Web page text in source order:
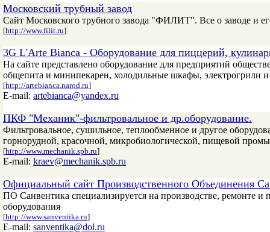
Московский трубный завод
Сайт Московского трубного завода "ФИЛИТ". Все о заводе и
[http://www.filit.ru]
3G L'Arte Bianca - Оборудование для пиццерий,
На сайте представлено оборудование для предприятий
общепита и минипекарен, холодильные шкафы, электрогрили
[http://artebianca.narod.ru]
E-mail: artebianca@yandex.ru
ПКФ "Механик"-фильтровальное и др.оборудование.
Фильтровальное, сушильное, теплообменное и другое
горнорудной, красочной, микробиологической, пищевой
[http://www.mechanik.spb.ru]
E-mail: kraev@mechanik.spb.ru
Официальный сайт Производственного Объединения
ПО Санвентика специализируется на производстве, ремонте
оборудования
[http://www.sanventika.ru]
E-mail: sanventika@dol.ru